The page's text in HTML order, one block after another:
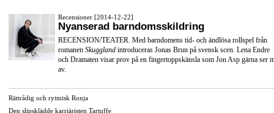
Recensioner [2014-12-22]
Nyanserad barndomsskildring
RECENSION/TEATER. Med barndomens tid- och ändlösa rollspel från
romanen Skuggland introduceras Jonas Brun på svensk scen. Lena Endre
och Dramaten visar prov på en fingertoppskänsla som Jon Asp gärna ser
av.
Rättrådig och rytmisk Ronja
Den slipsklädde karriäristen Tartuffe